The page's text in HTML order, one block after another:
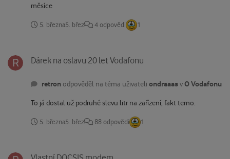
měsíce
5. března5. břez 4 odpovědi 1
Dárek na oslavu 20 let Vodafonu
retron odpověděl na téma uživateliondraaasvO Vodafonu
To já dostal už podruhé slevu litr na zařízení, fakt terno.
5. března5. břez 88 odpovědí 1